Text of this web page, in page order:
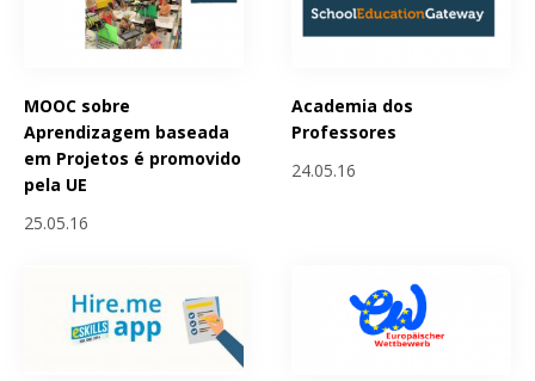
MOOC sobre
Aprendizagem baseada
em Projetos é promovido
pela UE
25.05.16
Academia dos
Professores
24.05.16